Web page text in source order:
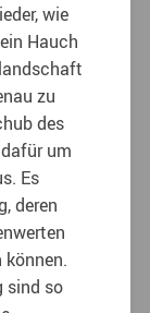
wie
Hauch
zu
des
um
Es
deren
sind so